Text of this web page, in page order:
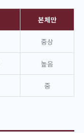
본체만
중상
높음
중